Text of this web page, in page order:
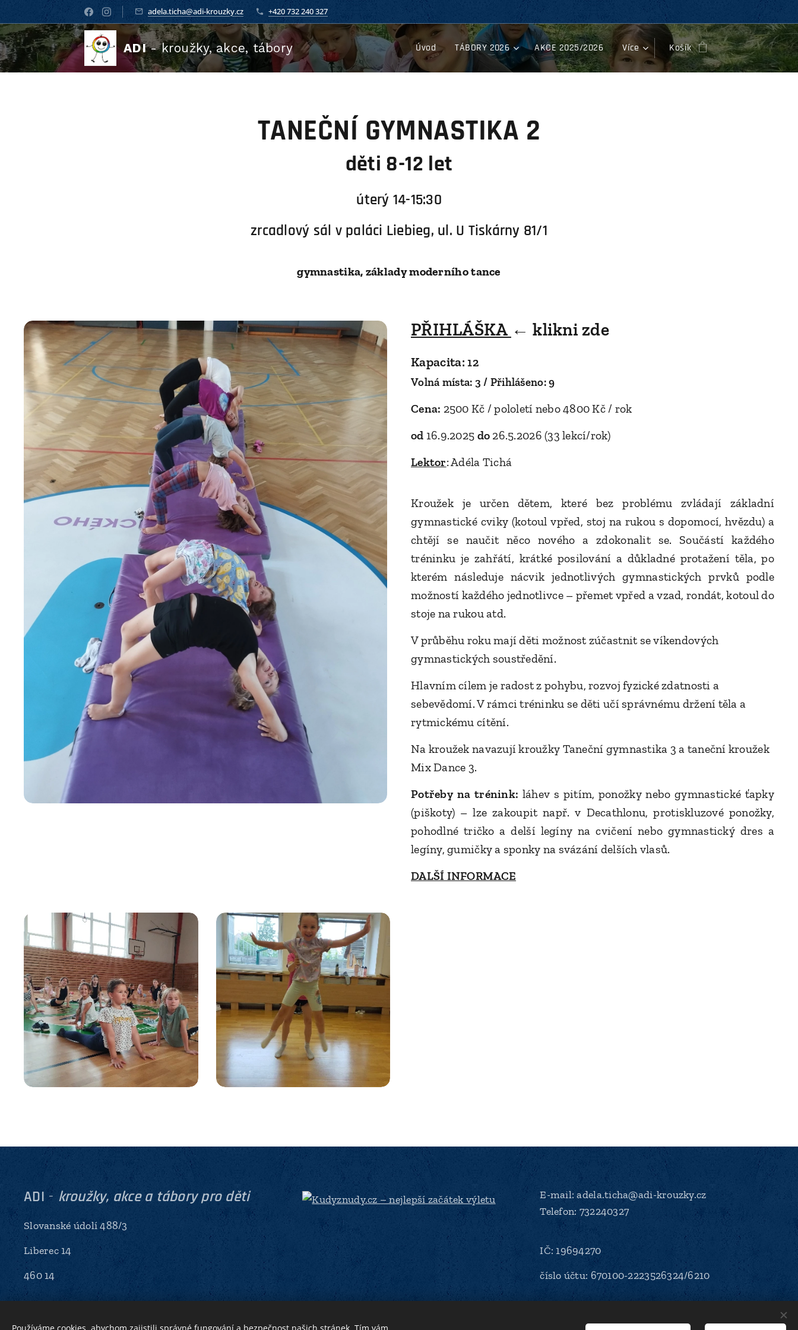
adela.ticha@adi-krouzky.cz +420 732 240 327
ADI- kroužky, akce, tábory Úvod TÁBORY 2026 AKCE 2025/2026 Více Košík
TANEČNÍ GYMNASTIKA 2
děti 8-12 let
úterý 14-15:30
zrcadlový sál v paláci Liebieg, ul. U Tiskárny 81/1
gymnastika, základy moderního tance
PŘIHLÁŠKA ← klikni zde
Kapacita: 12
Volná místa: 3 / Přihlášeno: 9
Cena: 2500 Kč / pololetí nebo 4800 Kč / rok
od 16.9.2025 do 26.5.2026 (33 lekcí/rok)
Lektor: Adéla Tichá
Kroužek je určen dětem, které bez problému zvládají základní
gymnastické cviky (kotoul vpřed, stoj na rukou s dopomocí, hvězdu) a
chtějí se naučit něco nového a zdokonalit se. Součástí každého
tréninku je zahřátí, krátké posilování a důkladné protažení těla, po
kterém následuje nácvik jednotlivých gymnastických prvků podle
možností každého jednotlivce – přemet vpřed a vzad, rondát, kotoul do
stoje na rukou atd.
V průběhu roku mají děti možnost zúčastnit se víkendových
gymnastických soustředění.
Hlavním cílem je radost z pohybu, rozvoj fyzické zdatnosti a
sebevědomí. V rámci tréninku se děti učí správnému držení těla a
rytmickému cítění.
Na kroužek navazují kroužky Taneční gymnastika 3 a taneční kroužek
Mix Dance 3.
Potřeby na trénink: láhev s pitím, ponožky nebo gymnastické ťapky
(piškoty) – lze zakoupit např. v Decathlonu, protiskluzové ponožky,
pohodlné tričko a delší legíny na cvičení nebo gymnastický dres a
legíny, gumičky a sponky na svázání delších vlasů.
DALŠÍ INFORMACE
ADI - kroužky, akce a tábory pro děti
Slovanské údolí 488/3
Liberec 14
460 14
E-mail: adela.ticha@adi-krouzky.cz
Telefon: 732240327
IČ: 19694270
číslo účtu: 670100-2223526324/6210